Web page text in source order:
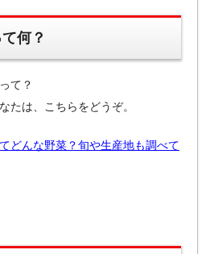
何？
て？
たは、こちらをどうぞ。
どんな野菜？旬や生産地も調べて